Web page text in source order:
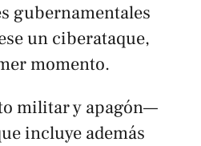
gubernamentales
un ciberataque,
momento.
militar y apagón—
incluye además